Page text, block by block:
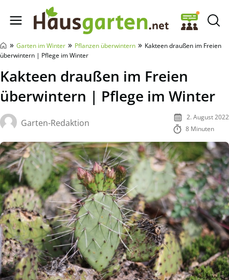
Hausgarten.net
» Garten im Winter » Pflanzen überwintern » Kakteen draußen im Freien
überwintern | Pflege im Winter
Kakteen draußen im Freien
überwintern | Pflege im Winter
Garten-Redaktion
2. August 2022
8 Minuten